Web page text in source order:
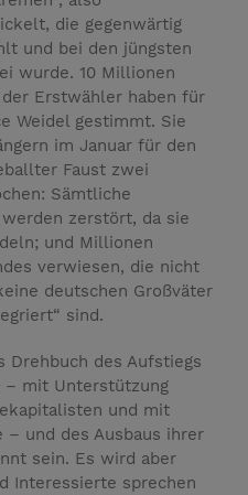
die gegenwärtig
und bei den jüngs­ten
wurde. 10 Millionen
Erstwähler haben für
Weidel gestimmt. Sie
im Januar für den
Faust zwei
Sämtliche
zerstört, da sie
und Millionen
verwiesen, die nicht
deut­schen Großväter
sind.
Drehbuch des Aufstiegs
– mit Unterstützung
und mit
– und des Ausbaus ihrer
sein. Es wird aber
Interessierte sprechen